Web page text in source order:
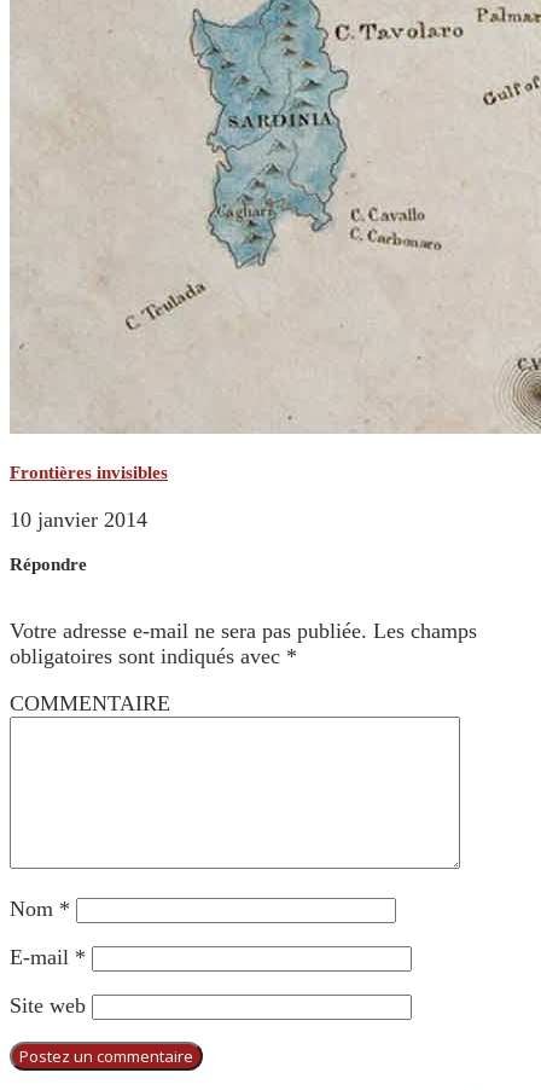
Frontières invisibles
10 janvier 2014
Répondre
Votre adresse e-mail ne sera pas publiée. Les champs
obligatoires sont indiqués avec *
COMMENTAIRE
Nom *
E-mail *
Site web